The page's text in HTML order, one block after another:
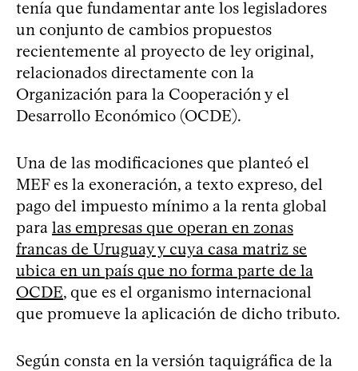
tenía que fundamentar ante los legisladores
un conjunto de cambios propuestos
recientemente al proyecto de ley original,
relacionados directamente con la
Organización para la Cooperación y el
Desarrollo Económico (OCDE).
Una de las modificaciones que planteó el
MEF es la exoneración, a texto expreso, del
pago del impuesto mínimo a la renta global
para las empresas que operan en zonas
francas de Uruguay y cuya casa matriz se
ubica en un país que no forma parte de la
OCDE, que es el organismo internacional
que promueve la aplicación de dicho tributo.
Según consta en la versión taquigráfica de la